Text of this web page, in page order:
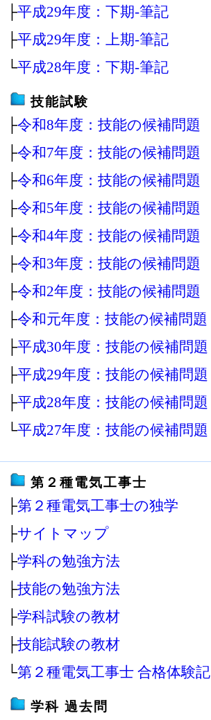
├平成29年度：下期‐筆記
├平成29年度：上期‐筆記
└平成28年度：下期‐筆記
技能試験
├令和8年度：技能の候補問題
├令和7年度：技能の候補問題
├令和6年度：技能の候補問題
├令和5年度：技能の候補問題
├令和4年度：技能の候補問題
├令和3年度：技能の候補問題
├令和2年度：技能の候補問題
├令和元年度：技能の候補問題
├平成30年度：技能の候補問題
├平成29年度：技能の候補問題
├平成28年度：技能の候補問題
└平成27年度：技能の候補問題
第２種電気工事士
├第２種電気工事士の独学
├サイトマップ
├学科の勉強方法
├技能の勉強方法
├学科試験の教材
├技能試験の教材
└第２種電気工事士 合格体験記
学科 過去問